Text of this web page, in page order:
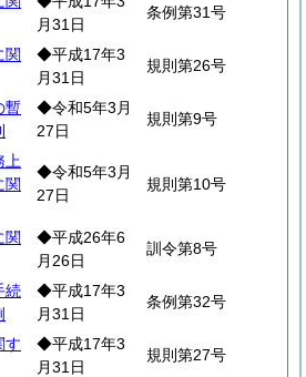
月31日
条例第31号
関
◆平成17年3
月31日
規則第26号
暫
◆令和5年3月
27日
規則第9号
上
関
◆令和5年3月
27日
規則第10号
関
◆平成26年6
月26日
訓令第8号
続
◆平成17年3
月31日
条例第32号
す
◆平成17年3
月31日
規則第27号